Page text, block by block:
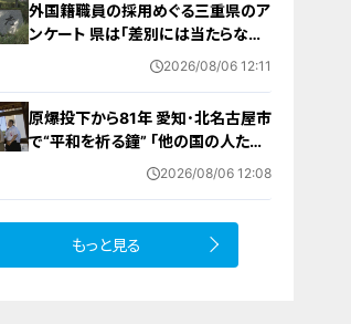
外国籍職員の採用めぐる三重県のア
ンケート 県は｢差別には当たらない｣
と示す方針 諮問機関は｢差別にあた
2026/08/06 12:11
原爆投下から81年 愛知･北名古屋市
で“平和を祈る鐘” ｢他の国の人たち
も平和になってほしい｣ 市長や地元
2026/08/06 12:08
もっと見る